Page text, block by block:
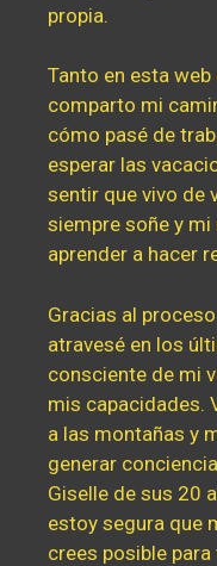
propia.
Tanto en esta
comparto mi
cómo pasé de
esperar las
sentir que vivo de
siempre soñe y
aprender a hacer
Gracias al
atravesé en los
consciente de mi
mis capacidades.
a las montañas y
generar
Giselle de sus 20
estoy segura que
crees posible